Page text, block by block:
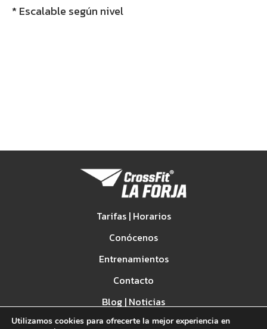
* Escalable según nivel
Tarifas | Horarios
Conócenos
Entrenamientos
Contacto
Blog | Noticias
Utilizamos cookies para ofrecerte la mejor experiencia en